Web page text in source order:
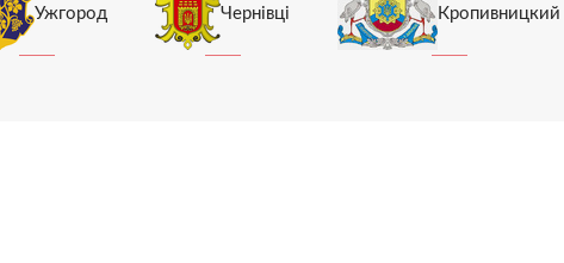
Ужгород Чернівці Кропивницкий